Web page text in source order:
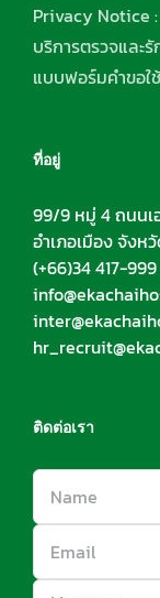
Privacy Notice
บริการตรวจและรั
แบบฟอร์มคำขอใ
ที่อยู่
99/9 หมู่ 4 ถนนเ
อำเภอเมือง จัง
(+66)34 417-
ติดต่อเรา